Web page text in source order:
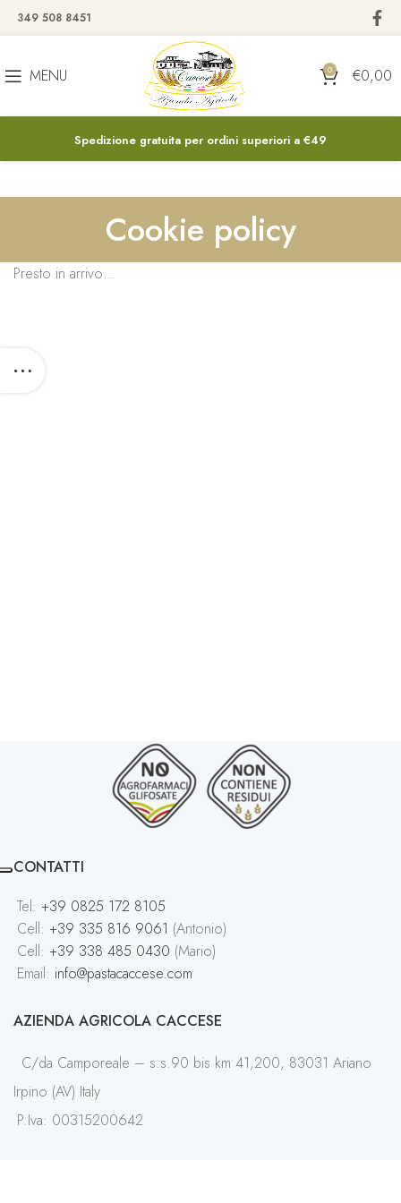
349 508 8451
MENU 0 €0,00
Spedizione gratuita per ordini superiori a €49
Cookie policy
Presto in arrivo…
CONTATTI
Tel: +39 0825 172 8105
Cell: +39 335 816 9061 (Antonio)
Cell: +39 338 485 0430 (Mario)
Email: info@pastacaccese.com
AZIENDA AGRICOLA CACCESE
C/da Camporeale – s.s.90 bis km 41,200, 83031 Ariano
Irpino (AV) Italy
P.Iva: 00315200642